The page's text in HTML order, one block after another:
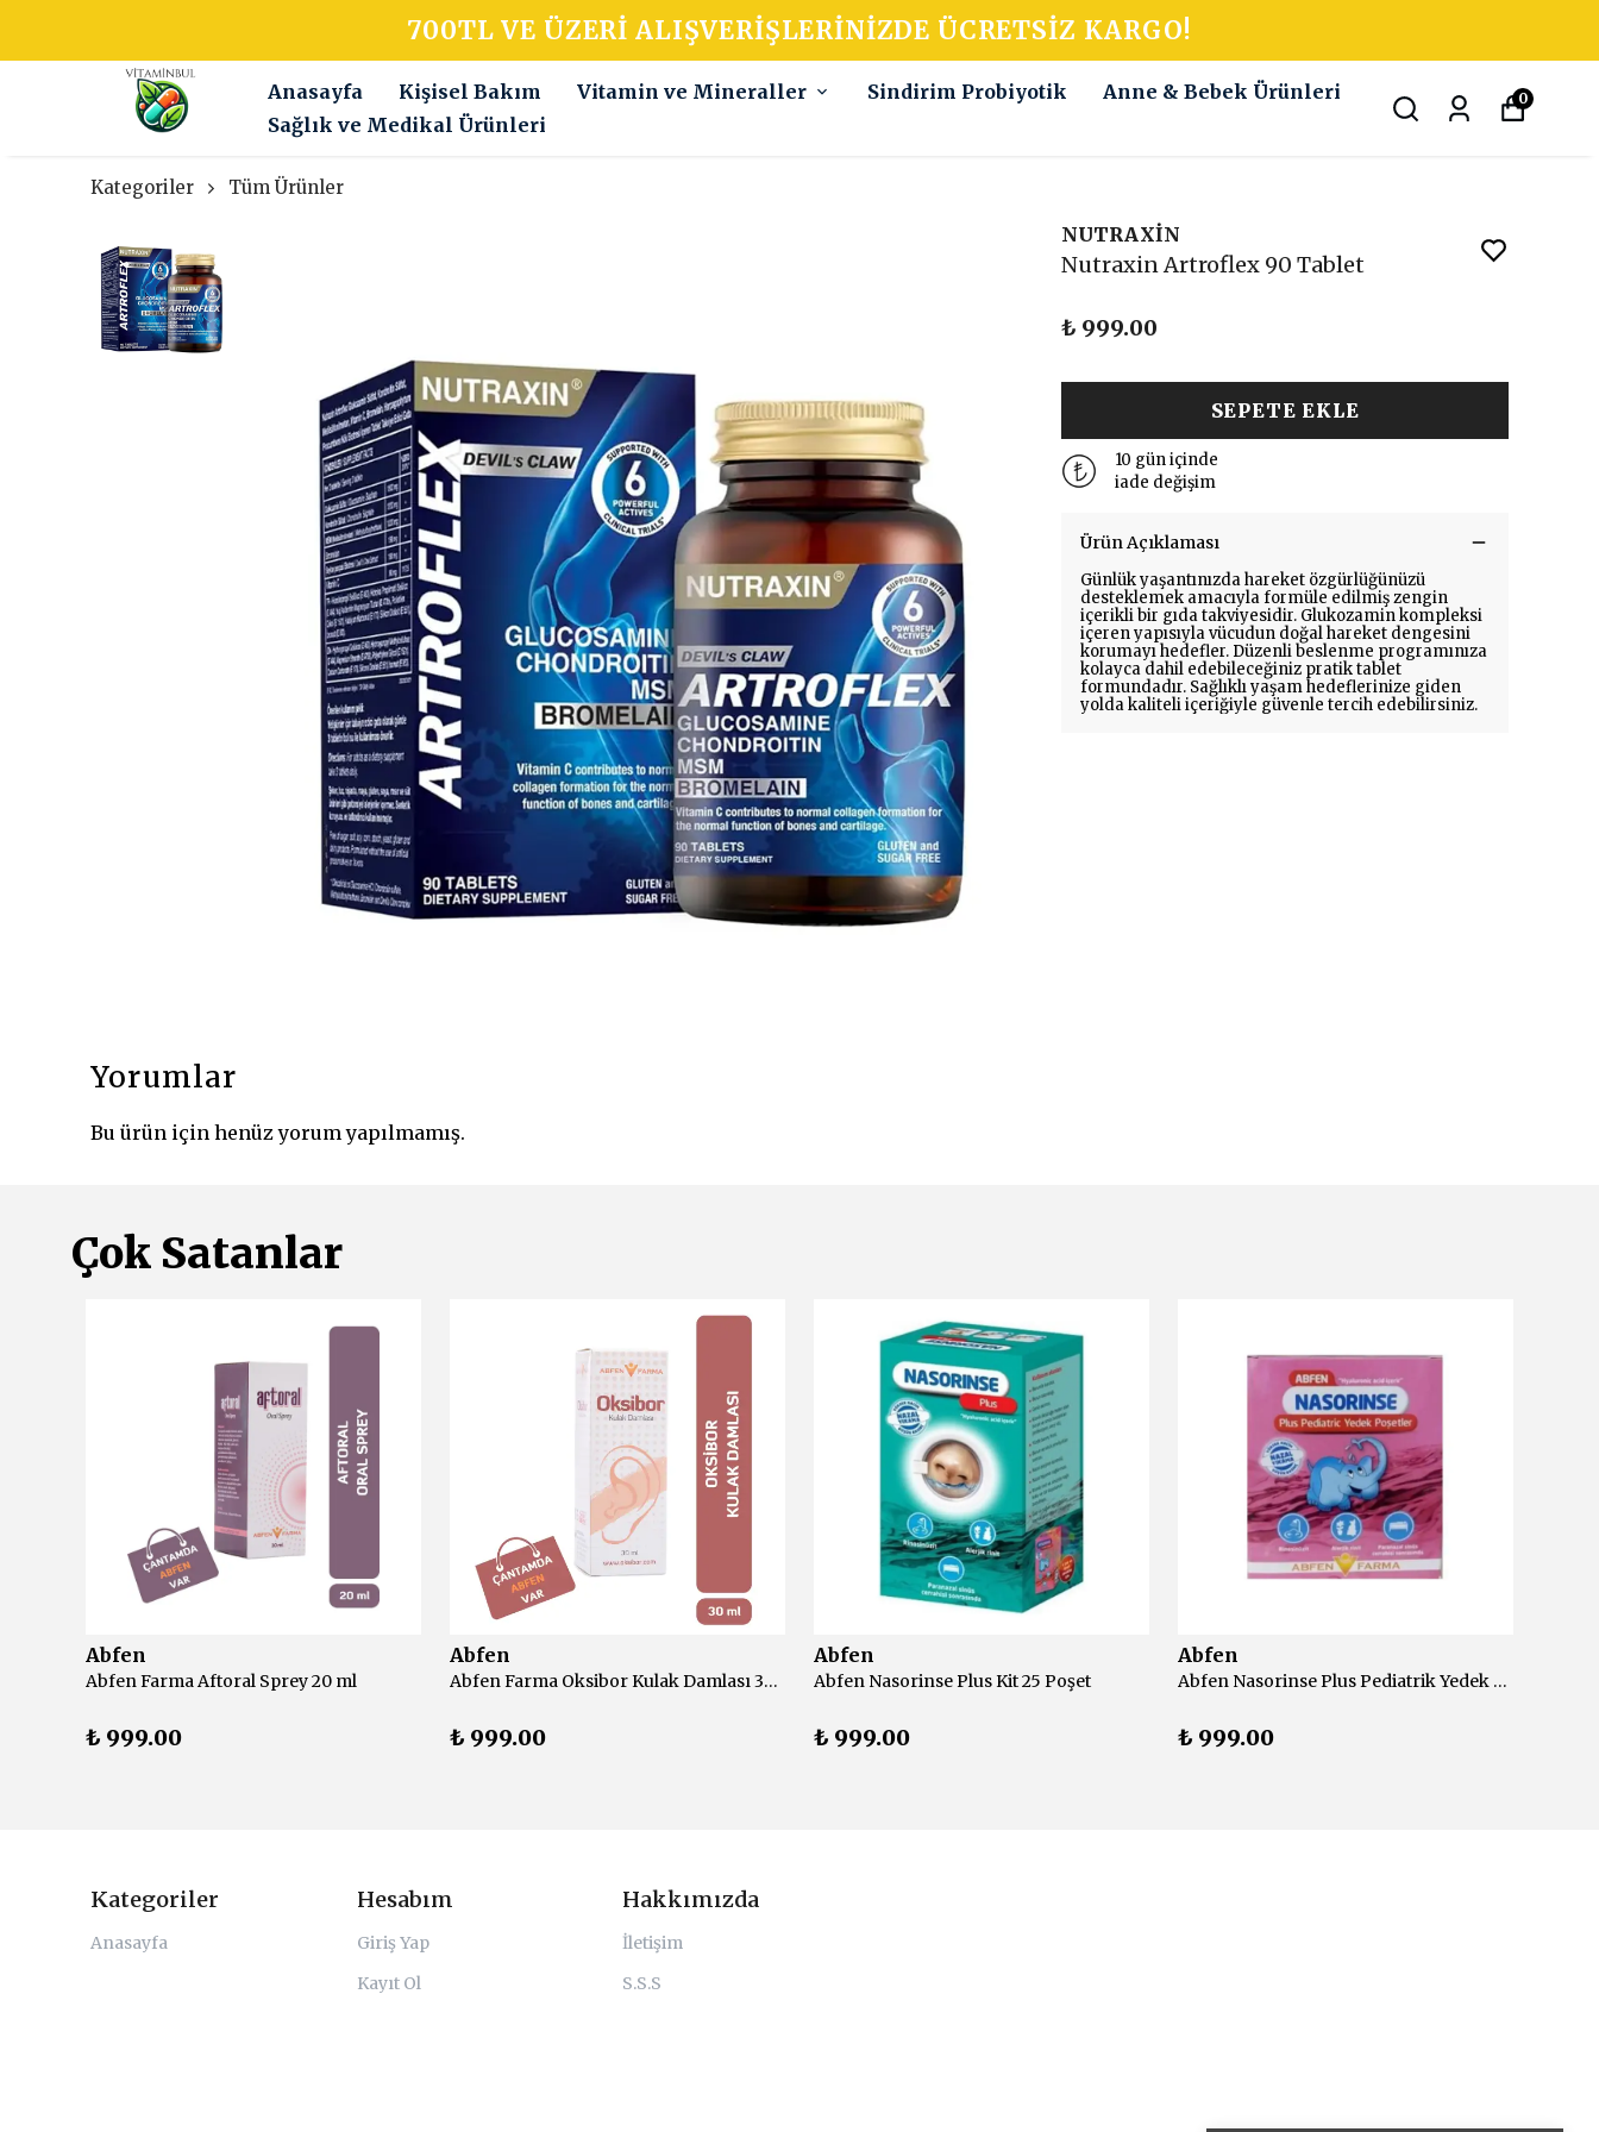
700TL VE ÜZERI ALIŞVERIŞLERINIZDE ÜCRETSIZ KARGO!
Anasayfa Kişisel Bakım Vitamin ve Mineraller Sindirim Probiyotik
Anne & Bebek Ürünleri
Sağlık ve Medikal Ürünleri
0
Kategoriler Tüm Ürünler
NUTRAXİN
Nutraxin Artroflex 90 Tablet
₺ 999.00
SEPETE EKLE
10 gün içinde
iade değişim
Ürün Açıklaması
Günlük yaşantınızda hareket özgürlüğünüzü
desteklemek amacıyla formüle edilmiş zengin
içerikli bir gıda takviyesidir. Glukozamin kompleksi
içeren yapısıyla vücudun doğal hareket dengesini
korumayı hedefler. Düzenli beslenme programınıza
kolayca dahil edebileceğiniz pratik tablet
formundadır. Sağlıklı yaşam hedeflerinize giden
yolda kaliteli içeriğiyle güvenle tercih edebilirsiniz.
Yorumlar
Bu ürün için henüz yorum yapılmamış.
Çok Satanlar
Abfen
Abfen Farma Aftoral Sprey 20 ml
₺ 999.00
Abfen
Abfen Farma Oksibor Kulak Damlası 30 ml
₺ 999.00
Abfen
Abfen Nasorinse Plus Kit 25 Poşet
₺ 999.00
Abfen
Abfen Nasorinse Plus Pediatrik Yedek 50 Adet
₺ 999.00
Kategoriler
Anasayfa
Hesabım
Giriş Yap
Kayıt Ol
Hakkımızda
İletişim
S.S.S